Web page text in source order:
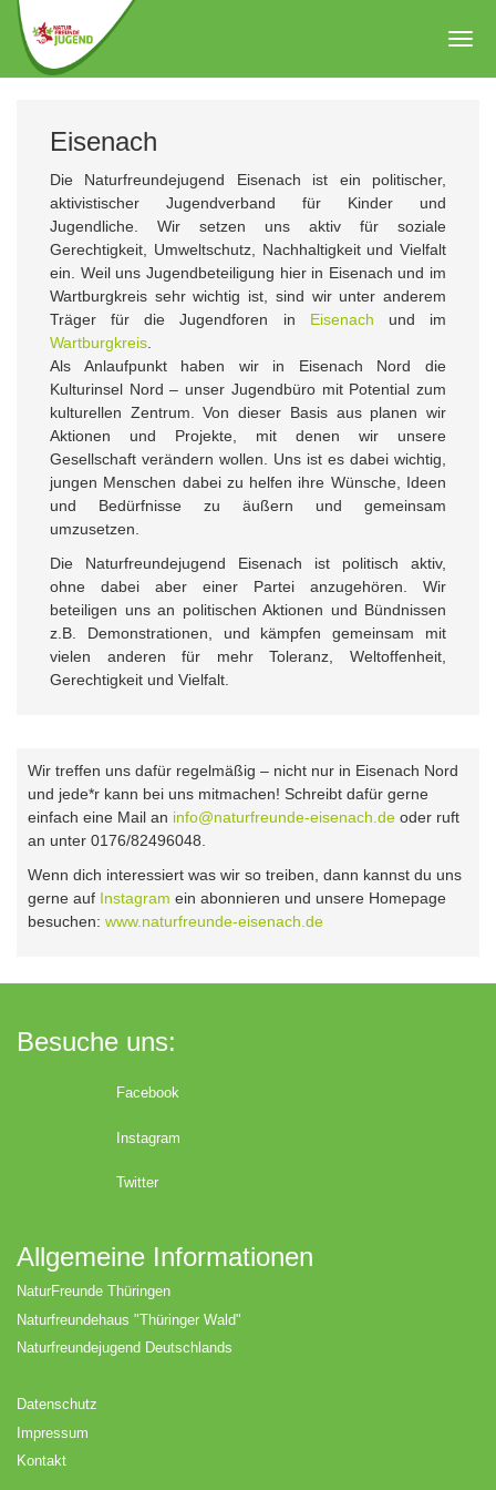
Zum
Hauptinhalt
springen
Eisenach
Die Naturfreundejugend Eisenach ist ein politischer,
aktivistischer Jugendverband für Kinder und
Jugendliche. Wir setzen uns aktiv für soziale
Gerechtigkeit, Umweltschutz, Nachhaltigkeit und Vielfalt
ein. Weil uns Jugendbeteiligung hier in Eisenach und im
Wartburgkreis sehr wichtig ist, sind wir unter anderem
Träger für die Jugendforen in Eisenach und im
Wartburgkreis
Als Anlaufpunkt haben wir in Eisenach Nord die
Kulturinsel Nord – unser Jugendbüro mit Potential zum
kulturellen Zentrum. Von dieser Basis aus planen wir
Aktionen und Projekte, mit denen wir unsere
Gesellschaft verändern wollen. Uns ist es dabei wichtig,
jungen Menschen dabei zu helfen ihre Wünsche, Ideen
und Bedürfnisse zu äußern und gemeinsam
umzusetzen.
Die Naturfreundejugend Eisenach ist politisch aktiv,
ohne dabei aber einer Partei anzugehören. Wir
beteiligen uns an politischen Aktionen und Bündnissen
z.B. Demonstrationen, und kämpfen gemeinsam mit
vielen anderen für mehr Toleranz, Weltoffenheit,
Gerechtigkeit und Vielfalt.
Wir treffen uns dafür regelmäßig – nicht nur in Eisenach Nord
und jede*r kann bei uns mitmachen! Schreibt dafür gerne
einfach eine Mail an info@naturfreunde-eisenach.de oder ruft
an unter 0176/82496048.
Wenn dich interessiert was wir so treiben, dann kannst du uns
gerne auf Instagram ein abonnieren und unsere Homepage
besuchen: www.naturfreunde-eisenach.de
Besuche uns:
Facebook
Instagram
Twitter
Allgemeine Informationen
NaturFreunde Thüringen
Naturfreundehaus "Thüringer Wald"
Naturfreundejugend Deutschlands
Datenschutz
Impressum
Kontakt